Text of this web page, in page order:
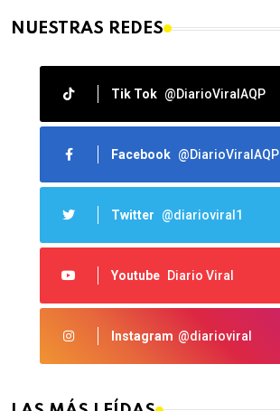
NUESTRAS REDES
Tik Tok @DiarioViralAQP
Facebook @DiarioViralAQP
Twitter @diarioviral1
Youtube Diario Viral
Instagram @diarioviral